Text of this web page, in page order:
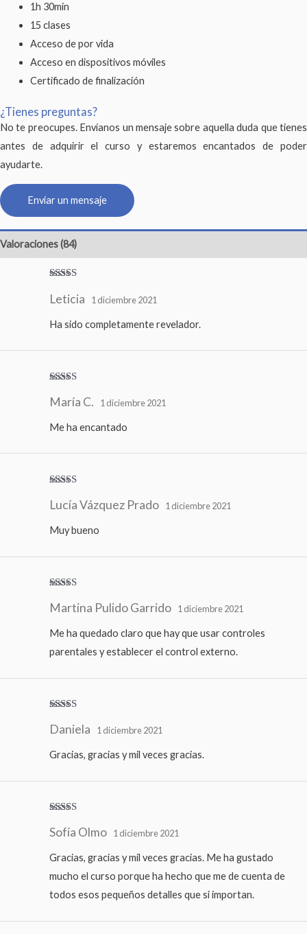
1h 30min
15 clases
Acceso de por vida
Acceso en dispositivos móviles
Certificado de finalización
¿Tienes preguntas?
No te preocupes. Envíanos un mensaje sobre aquella duda que tienes
antes de adquirir el curso y estaremos encantados de poder
ayudarte.
Enviar un mensaje
Valoraciones (84)
con5de 5
Leticia 1 diciembre 2021
Ha sido completamente revelador.
con5de 5
María C. 1 diciembre 2021
Me ha encantado
con4de
5
Lucía Vázquez Prado 1 diciembre 2021
Muy bueno
con5de 5
Martina Pulido Garrido 1 diciembre 2021
Me ha quedado claro que hay que usar controles
parentales y establecer el control externo.
con5de 5
Daniela 1 diciembre 2021
Gracias, gracias y mil veces gracias.
con5de 5
Sofía Olmo 1 diciembre 2021
Gracias, gracias y mil veces gracias. Me ha gustado
mucho el curso porque ha hecho que me de cuenta de
todos esos pequeños detalles que si importan.